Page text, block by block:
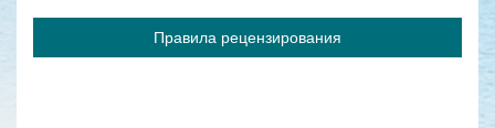
Правила рецензирования